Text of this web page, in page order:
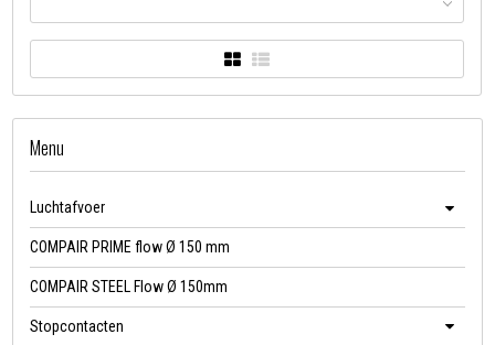
Menu
Luchtafvoer
COMPAIR PRIME flow Ø 150 mm
COMPAIR STEEL Flow Ø 150mm
Stopcontacten